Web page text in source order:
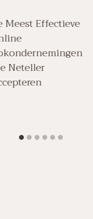
Meest Effectieve
Neteller